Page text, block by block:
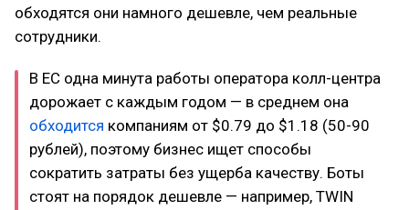
обходятся они намного дешевле, чем реальные
сотрудники.
В ЕС одна минута работы оператора колл-центра
дорожает с каждым годом — в среднем она
обходится компаниям от $0.79 до $1.18 (50-90
рублей), поэтому бизнес ищет способы
сократить затраты без ущерба качеству. Боты
стоят на порядок дешевле — например, TWIN